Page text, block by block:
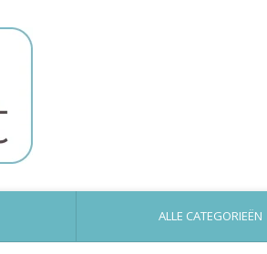
ALLE CATEGORIEËN